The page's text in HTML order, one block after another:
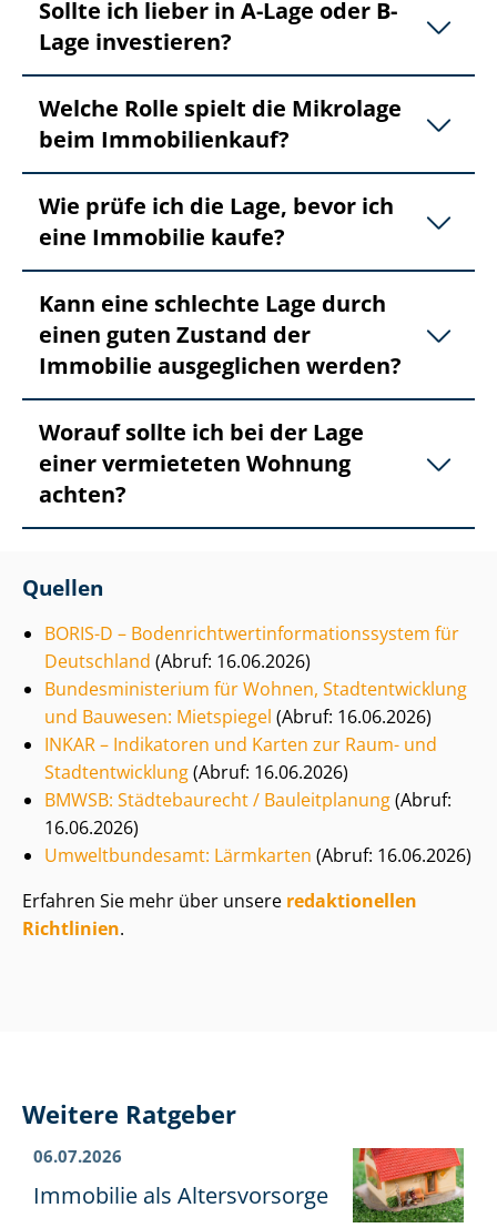
Sollte ich lieber in A-Lage oder B-
Lage investieren?
Welche Rolle spielt die Mikrolage
beim Immobilienkauf?
Wie prüfe ich die Lage, bevor ich
eine Immobilie kaufe?
Kann eine schlechte Lage durch
einen guten Zustand der
Immobilie ausgeglichen werden?
Worauf sollte ich bei der Lage
einer vermieteten Wohnung
achten?
Quellen
BORIS-D – Bo­den­richt­wert­in­for­ma­ti­ons­sys­tem für
Deutschland (Abruf: 16.06.2026)
Bun­des­mi­nis­te­ri­um für Wohnen, Stadt­ent­wick­lung
und Bauwesen: Mietspiegel (Abruf: 16.06.2026)
INKAR – Indikatoren und Karten zur Raum- und
Stadt­ent­wick­lung(Abruf: 16.06.2026)
BMWSB: Städtebaurecht / Bauleitplanung(Abruf:
16.06.2026)
Umweltbundesamt: Lärmkarten (Abruf: 16.06.2026)
Erfahren Sie mehr über unsere redaktionellen
Richtlinien.
Weitere Ratgeber
06.07.2026
Immobilie als Altersvorsorge